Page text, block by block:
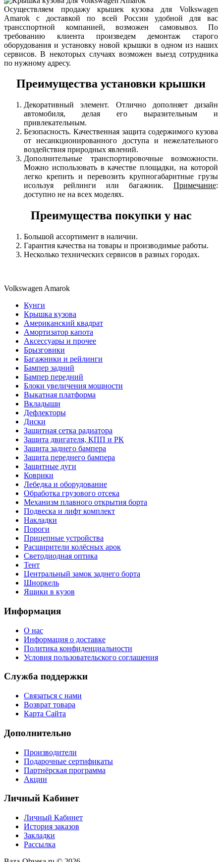
Осуществляем продажу крышек кузова для Volkswagen
Amarok с доставкой по всей России удобной для вас
трансспортной компанией, возможен самовывоз. По
требованию клиента произведем демонтаж старого
оборудования и установку новой крышки в одном из наших
сервисов. В некоторых случаях возможен выезд сотрудника
по нужному адресу.
Преимущества установки крышки
Декоративный элемент. Отлично дополняет дизайн
автомобиля, делая его выразительным и
привлекательным.
Безопасность. Качественная защита содержимого кузова
от несанкционированного доступа и нежелательного
воздействия природных явлений.
Дополнительные транспортировочные возможности.
Можно использовать в качестве площадки, на которой
легко крепить и перевозить крупногабаритные грузы
исользуя рейлинги или багажник. Примечание:
доступно не на всех моделях.
Преимущества покупки у нас
Большой ассортимент в наличии.
Гарантия качества на товары и производимые работы.
Несколько технических сервисов в разных городах.
Volkswagen Amarok
Кунги
Крышка кузова
Американский квадрат
Амортизатор капота
Аксессуары и прочее
Брызговики
Багажники и рейлинги
Бампер задний
Бампер передний
Блоки увеличения мощности
Выкатная платформа
Вкладыши
Дефлекторы
Диски
Защитная сетка радиатора
Защита двигателя, КПП и РК
Защита заднего бампера
Защита переднего бампера
Защитные дуги
Коврики
Лебедка и оборудование
Обработка грузового отсека
Механизм плавного открытия борта
Подвеска и лифт комплект
Накладки
Пороги
Прицепные устройства
Расширители колёсных арок
Светодиодная оптика
Тент
Центральный замок заднего борта
Шноркель
Ящики в кузов
Информация
О нас
Информация о доставке
Политика конфиденциальности
Условия пользовательского соглашения
Служба поддержки
Связаться с нами
Возврат товара
Карта Сайта
Дополнительно
Производители
Подарочные сертификаты
Партнёрская программа
Акции
Личный Кабинет
Личный Кабинет
История заказов
Закладки
Рассылка